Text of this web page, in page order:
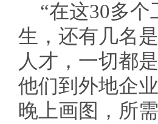
“在这30多
生，还有几名
人才，一切都
他们到外地企
晚上画图，所